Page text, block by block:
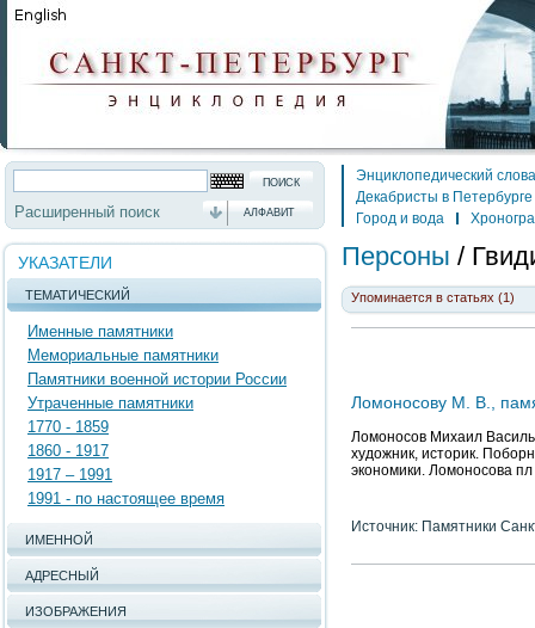
Расширенный поиск АЛФАВИТ
УКАЗАТЕЛИ
ТЕМАТИЧЕСКИЙ
Именные памятники
Мемориальные памятники
Памятники военной истории России
Утраченные памятники
1770 - 1859
1860 - 1917
1917 – 1991
1991 - по настоящее время
ИМЕННОЙ
АДРЕСНЫЙ
ИЗОБРАЖЕНИЯ
Энциклопедический
Декабристы в Петербурге
Город и вода
Персоны /
Упоминается в статьях (1)
Ломоносову М. В.,
Ломоносов Михаил
художник, историк.
экономики. Ломоносова пл
Источник: Памятники